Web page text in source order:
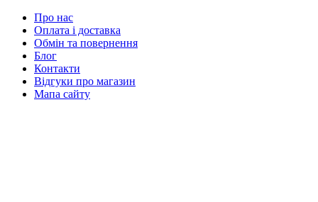
Про нас
Оплата і доставка
Обмін та повернення
Блог
Контакти
Відгуки про магазин
Мапа сайту